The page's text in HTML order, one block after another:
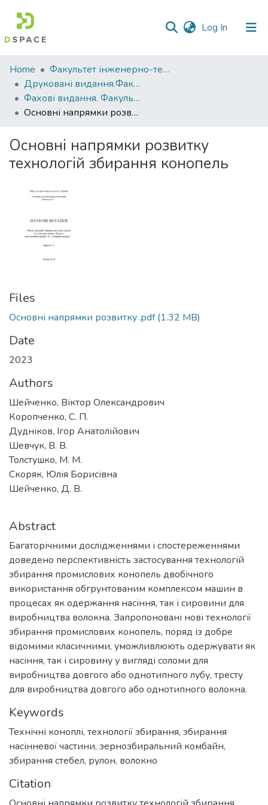
Log In (current)
Communities
&
Collections
Statistics
Home
Факультет інженерно-технологічний
Друковані видання.Факультет інженерно-технологічний
Фахові видання. Факультет інженерно-технологічний
Основні напрямки розвитку технологій збирання конопель
Основні напрямки розвитку
технологій збирання конопель
Files
Основні напрямки розвитку .pdf(1.32 MB)
Date
2023
Authors
Шейченко, Віктор Олександрович
Коропченко, С. П.
Дудніков, Ігор Анатолійович
Шевчук, В. В.
Толстушко, М. М.
Скоряк, Юлія Борисівна
Шейченко, Д. В.
Abstract
Багаторічними дослідженнями і спостереженнями
доведено перспективність застосування технологій
збирання промислових конопель двобічного
використання обгрунтованим комплексом машин в
процесах як одержання насіння, так і сировини для
виробництва волокна. Запропоновані нові технології
збирання промислових конопель, поряд із добре
відомими класичними, уможливлюють одержувати як
насіння, так і сировину у вигляді соломи для
виробництва довгого або однотипного лубу, тресту
для виробництва довгого або однотипного волокна.
Keywords
Технічні коноплі, технології збирання, збирання
насінневої частини, зернозбиральний комбайн,
збирання стебел, рулон, волокно
Citation